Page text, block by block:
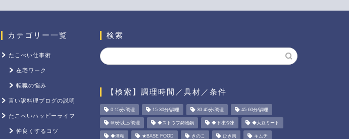
カテゴリー一覧
たこべい仕事術
在宅ワーク
転職の悩み
言い訳料理ブログの説明
たこべいハッピーライフ
仲良くするコツ
検索
【検索】調理時間／具材／条件
0-15分/調理 15-30分/調理 30-45分/調理 45-60分/調理
60分以上/調理 ◆ストウブ鋳物鍋 ◆下味冷凍 ◆大豆ミート
◆酒粕 ★BASE FOOD きのこ ひき肉 キムチ